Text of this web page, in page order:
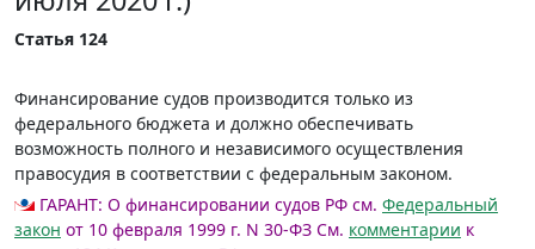
Статья 124
Финансирование судов производится только из
федерального бюджета и должно обеспечивать
возможность полного и независимого осуществления
правосудия в соответствии с федеральным законом.
ГАРАНТ: О финансировании судов РФ см. Федеральный
закон от 10 февраля 1999 г. N 30-ФЗ См. комментарии к